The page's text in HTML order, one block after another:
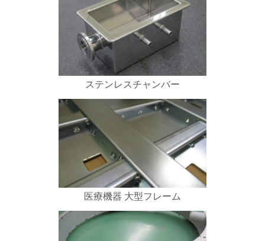
ステンレスチャンバー
医療機器 大型フレーム